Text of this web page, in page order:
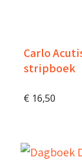
Carlo
stripboek
€ 16,50